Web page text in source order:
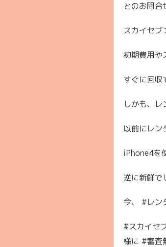
とのお問合
スカイセブ
初期費用や
すぐに回収
しかも、
以前にレン
iPhone4を
逆に新鮮で
今、 #レン
#スカイセ
様に #審査